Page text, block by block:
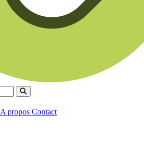
Rechercher
A propos Contact